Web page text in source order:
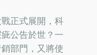
正式展開，科
公告於世？一
部門，又將使